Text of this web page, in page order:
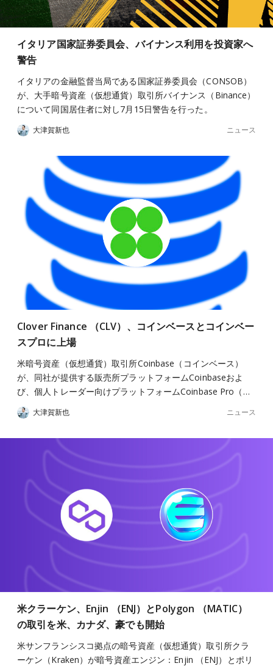
イタリア国家証券委員会、バイナンス利用を投資家へ
警告
イタリアの金融監督当局である国家証券委員会（CONSOB）
が、大手暗号資産（仮想通貨）取引所バイナンス（Binance）
について同国居住者に対し7月15日警告を行った。
大津賀新也 ニュース
Clover Finance （CLV）、コインベースとコインベー
スプロに上場
米暗号資産（仮想通貨）取引所Coinbase（コインベース）
が、同社が提供する販売所プラットフォームCoinbaseおよ
び、個人トレーダー向けプラットフォームCoinbase Pro（…
大津賀新也 ニュース
米クラーケン、Enjin （ENJ）とPolygon （MATIC）
の取引を米、カナダ、豪でも開始
米サンフランシスコ拠点の暗号資産（仮想通貨）取引所クラ
ーケン（Kraken）が暗号資産エンジン：Enjin （ENJ）とポリ